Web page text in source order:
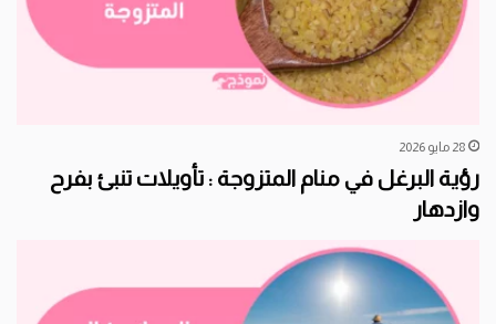
28 مايو 2026
رؤية البرغل في منام المتزوجة : تأويلات تنبئ بفرح
وازدهار